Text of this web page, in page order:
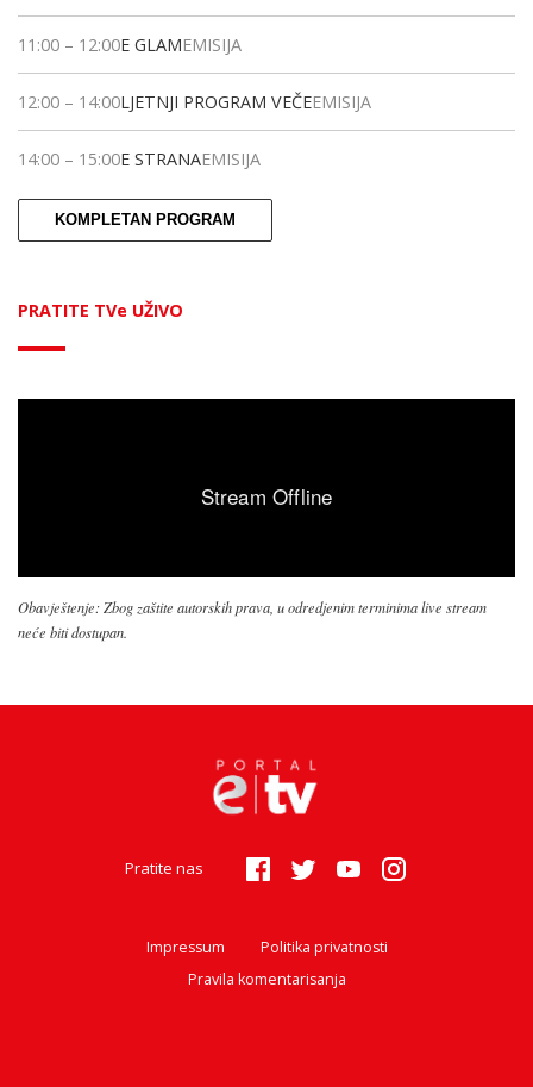
11:00 – 12:00E GLAMEMISIJA
12:00 – 14:00LJETNJI PROGRAM VEČEEMISIJA
14:00 – 15:00E STRANAEMISIJA
KOMPLETAN PROGRAM
PRATITE TVe UŽIVO
Obavještenje: Zbog zaštite autorskih prava, u odredjenim terminima live stream
neće biti dostupan.
Pratite nas
Impressum
Politika privatnosti
Pravila komentarisanja